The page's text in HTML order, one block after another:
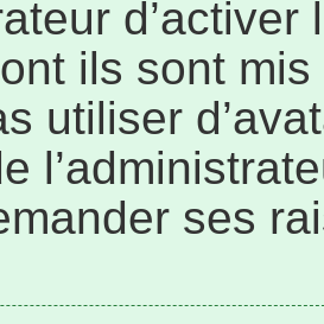
ils sont
utiliser
ses